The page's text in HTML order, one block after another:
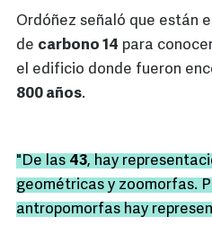
Ordóñez señaló que están
de carbono 14 para
el edificio donde fueron
800 años.
"De las 43, hay
geométricas y zoomorfas.
antropomorfas hay